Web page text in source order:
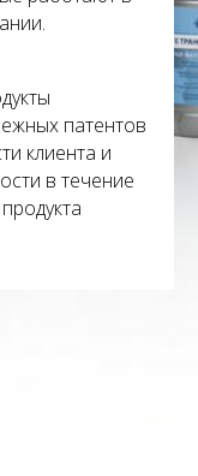
патентов
клиента и
в течение